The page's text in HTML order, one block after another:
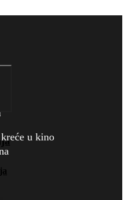
u kino